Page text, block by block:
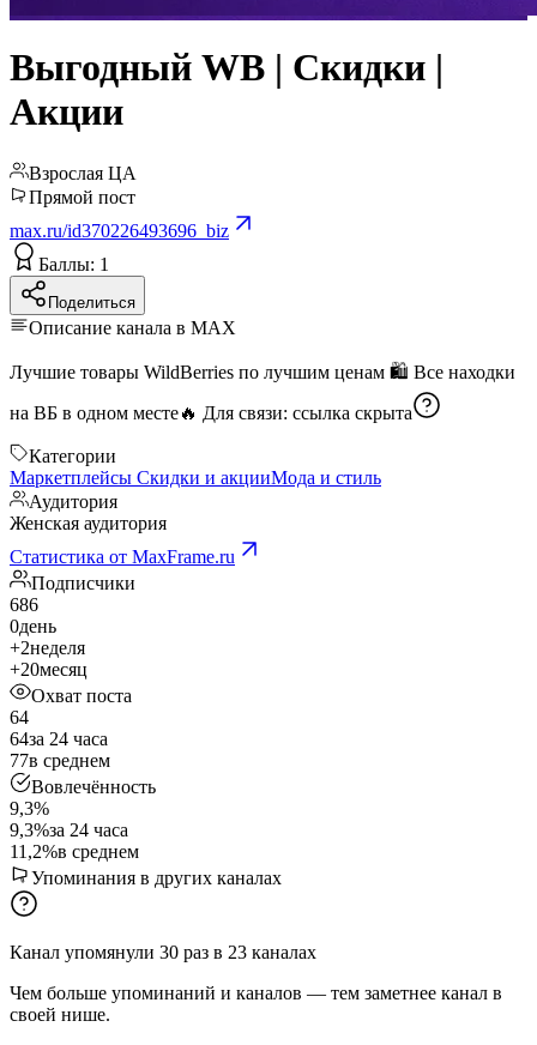
Выгодный WB | Скидки |
Акции
Взрослая ЦА
Прямой пост
max.ru/id370226493696_biz
Баллы: 1
Поделиться
Описание канала в MAX
Лучшие товары WildBerries по лучшим ценам 🛍️ Все находки
на ВБ в одном месте🔥 Для связи: ссылка скрыта
Категории
Маркетплейсы Скидки и акцииМода и стиль
Аудитория
Женская аудитория
Статистика от MaxFrame.ru
Подписчики
686
0день
+2неделя
+20месяц
Охват поста
64
64за 24 часа
77в среднем
Вовлечённость
9,3%
9,3%за 24 часа
11,2%в среднем
Упоминания в других каналах
Канал упомянули 30 раз в 23 каналах
Чем больше упоминаний и каналов — тем заметнее канал в
своей нише.